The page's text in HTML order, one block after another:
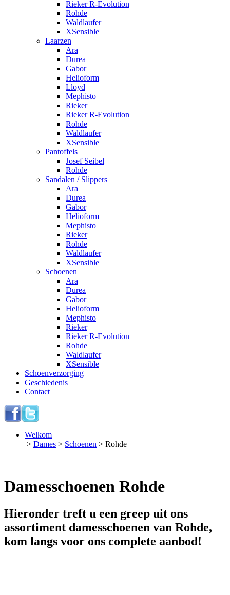
Rieker R-Evolution
Rohde
Waldlaufer
XSensible
Laarzen
Ara
Durea
Gabor
Helioform
Lloyd
Mephisto
Rieker
Rieker R-Evolution
Rohde
Waldlaufer
XSensible
Pantoffels
Josef Seibel
Rohde
Sandalen / Slippers
Ara
Durea
Gabor
Helioform
Mephisto
Rieker
Rohde
Waldlaufer
XSensible
Schoenen
Ara
Durea
Gabor
Helioform
Mephisto
Rieker
Rieker R-Evolution
Rohde
Waldlaufer
XSensible
Schoenverzorging
Geschiedenis
Contact
Welkom
> Dames > Schoenen > Rohde
Damesschoenen Rohde
Hieronder treft u een greep uit ons
assortiment damesschoenen van Rohde,
kom langs voor ons complete aanbod!